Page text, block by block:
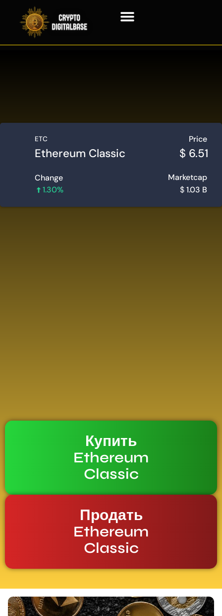
ETC
Ethereum Classic
Price
$ 6.51
Change
1.30%
Marketcap
$1.03 B
Купить
Ethereum
Classic
Продать
Ethereum
Classic